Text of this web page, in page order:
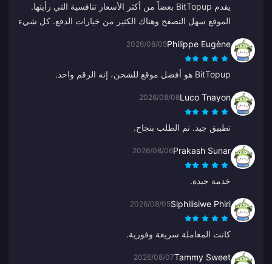
يقدم BitTopup بعضاً من أكثر الأسعار تنافسية التي رأيتها.
الموقع سهل التصفح وهناك الكثير من خيارات الدفع. كل شيء
Philippe Eugène
2026/08/05
BitTopup هو أفضل موقع للشحن، إنه الرقم واحد.
Luco Tnayon
2026/08/08
تطبيق جيد. تم الطلب بنجاح.
Prakash Sunar
2026/08/06
خدمة جيدة.
Siphilisiwe Phiri
2026/08/05
كانت المعاملة سريعة وفورية.
Tammy Sweet
2026/08/07